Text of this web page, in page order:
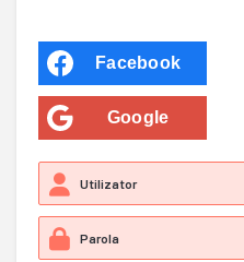
Facebook
Google